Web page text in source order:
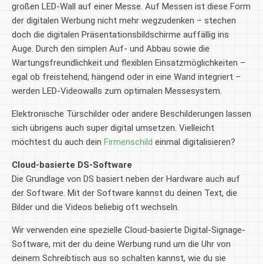
großen LED-Wall auf einer Messe. Auf Messen ist diese Form
der digitalen Werbung nicht mehr wegzudenken – stechen
doch die digitalen Präsentationsbildschirme auffällig ins
Auge. Durch den simplen Auf- und Abbau sowie die
Wartungsfreundlichkeit und flexiblen Einsatzmöglichkeiten –
egal ob freistehend, hängend oder in eine Wand integriert –
werden LED-Videowalls zum optimalen Messesystem.
Elektronische Türschilder oder andere Beschilderungen lassen
sich übrigens auch super digital umsetzen. Vielleicht
möchtest du auch dein Firmenschild einmal digitalisieren?
Cloud-basierte DS-Software
Die Grundlage von DS basiert neben der Hardware auch auf
der Software. Mit der Software kannst du deinen Text, die
Bilder und die Videos beliebig oft wechseln.
Wir verwenden eine spezielle Cloud-basierte Digital-Signage-
Software, mit der du deine Werbung rund um die Uhr von
deinem Schreibtisch aus so schalten kannst, wie du sie